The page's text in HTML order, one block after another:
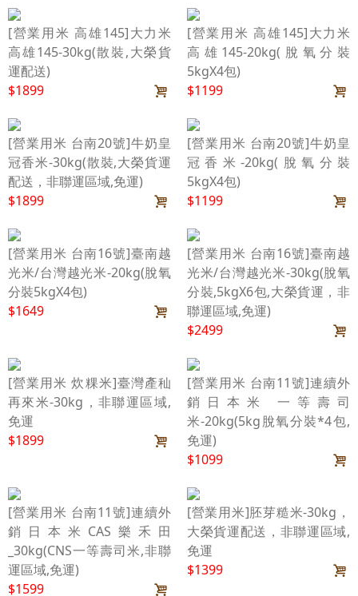
[營業用米 高雄145]大力米
高雄145-30kg(散裝,大榮貨
運配送)
$1899
[營業用米 高雄145]大力米
高雄145-20kg(脫氧分裝
5kgX4包)
$1199
[營業用米 台南20號]牛奶皇
冠香米-30kg(散裝,大榮貨運
配送，非聯運區域,免運)
$1899
[營業用米 台南20號]牛奶皇
冠香米-20kg(脫氧分裝
5kgX4包)
$1199
[營業用米 台南16號]臺南越
光米/台灣越光米-20kg(脫氧
分裝5kgX4包)
$1649
[營業用米 台南16號]臺南越
光米/台灣越光米-30kg(脫氧
分裝,5kgX6包,大榮貨運，非
聯運區域,免運)
$2499
[營業用米 炊粿米]臺灣產秈
再來米-30kg，非聯運區域,
免運
$1899
[營業用米 台南11號]連續外
銷日本米 一等壽司
米-20kg(5kg脫氧分裝*4包,
免運)
$1099
[營業用米 台南11號]連續外
銷日本米CAS樂禾田
_30kg(CNS一等壽司米,非聯
運區域,免運)
$1599
[營業用米]胚芽糙米-30kg，
大榮貨運配送，非聯運區域,
免運
$1399